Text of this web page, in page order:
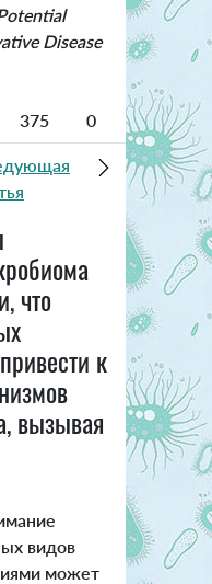
Disease
375 0
что
к
вызывая
видов
может